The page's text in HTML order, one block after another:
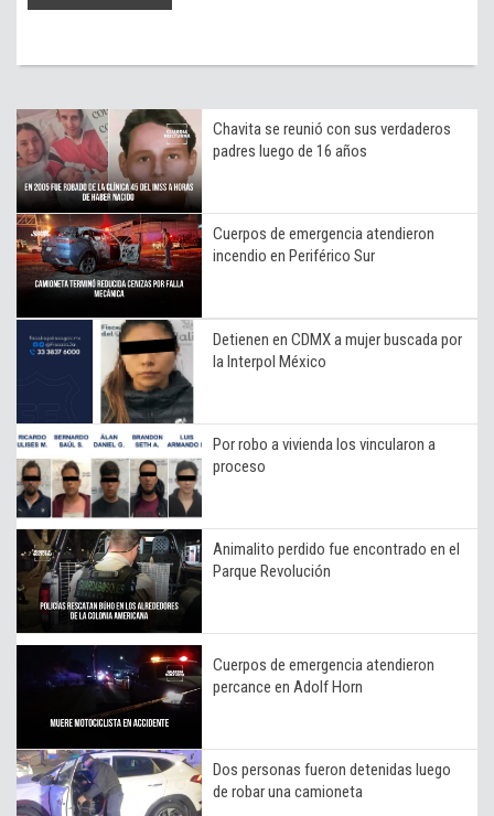
Chavita se reunió con sus verdaderos
padres luego de 16 años
Cuerpos de emergencia atendieron
incendio en Periférico Sur
Detienen en CDMX a mujer buscada por
la Interpol México
Por robo a vivienda los vincularon a
proceso
Animalito perdido fue encontrado en el
Parque Revolución
Cuerpos de emergencia atendieron
percance en Adolf Horn
Dos personas fueron detenidas luego
de robar una camioneta